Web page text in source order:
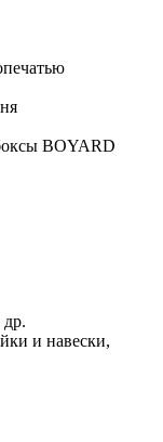
BOYARD
и навески,